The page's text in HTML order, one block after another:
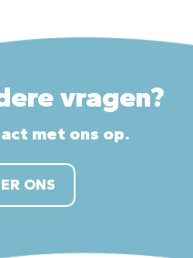
vragen?
met ons op.
ONS